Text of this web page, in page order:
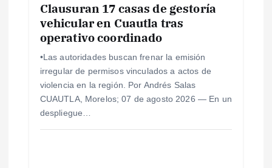
Clausuran 17 casas de gestoría
vehicular en Cuautla tras
operativo coordinado
•Las autoridades buscan frenar la emisión
irregular de permisos vinculados a actos de
violencia en la región. Por Andrés Salas
CUAUTLA, Morelos; 07 de agosto 2026 — En un
despliegue…